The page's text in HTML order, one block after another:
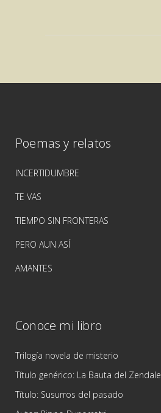
Poemas y relatos
INCERTIDUMBRE
TE VAS
TIEMPO SIN FRONTERAS
PERO AUN ASÍ
AMANTES
Conoce mi libro
Trilogía novela de misterio
Título genérico: La Bauta del Zendale
Título: Susurros del pasado